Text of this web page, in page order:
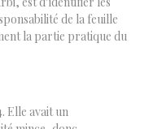
de la feuille
la partie pratique du
Elle avait un